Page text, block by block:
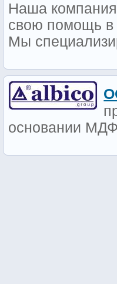
Наша компания
свою помощь в
Мы
основании